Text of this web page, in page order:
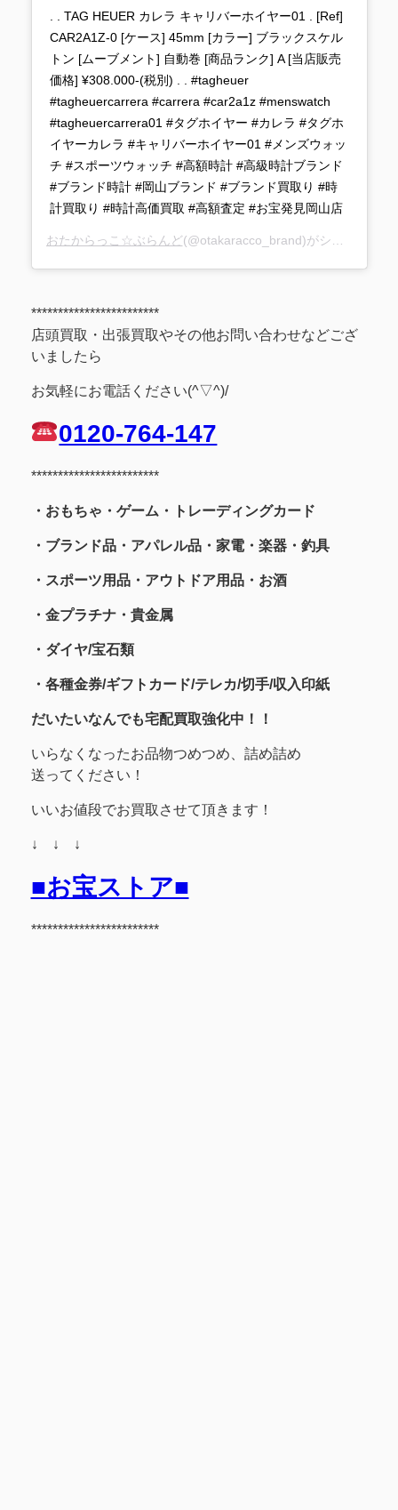
. . TAG HEUER カレラ キャリバーホイヤー01 . [Ref]
CAR2A1Z-0 [ケース] 45mm [カラー] ブラックスケル
トン [ムーブメント] 自動巻 [商品ランク] A [当店販売
価格] ¥308.000-(税別) . . #tagheuer
#tagheuercarrera #carrera #car2a1z #menswatch
#tagheuercarrera01 #タグホイヤー #カレラ #タグホ
イヤーカレラ #キャリバーホイヤー01 #メンズウォッ
チ #スポーツウォッチ #高額時計 #高級時計ブランド
#ブランド時計 #岡山ブランド #ブランド買取り #時
計買取り #時計高価買取 #高額査定 #お宝発見岡山店
おたからっこ☆ぶらんど(@otakaracco_brand)がシェアした投稿 –
************************
店頭買取・出張買取やその他お問い合わせなどござ
いましたら
お気軽にお電話ください(^▽^)/
0120-764-147
************************
・おもちゃ・ゲーム・トレーディングカード
・ブランド品・アパレル品・家電・楽器・釣具
・スポーツ用品・アウトドア用品・お酒
・金プラチナ・貴金属
・ ダイヤ/宝石類
・各種金券/ギフトカード/テレカ/切手/収入印紙
だいたいなんでも宅配買取強化中！！
いらなくなったお品物つめつめ、詰め詰め
送ってください！
いいお値段でお買取させて頂きます！
↓ ↓ ↓
■お宝ストア■
************************